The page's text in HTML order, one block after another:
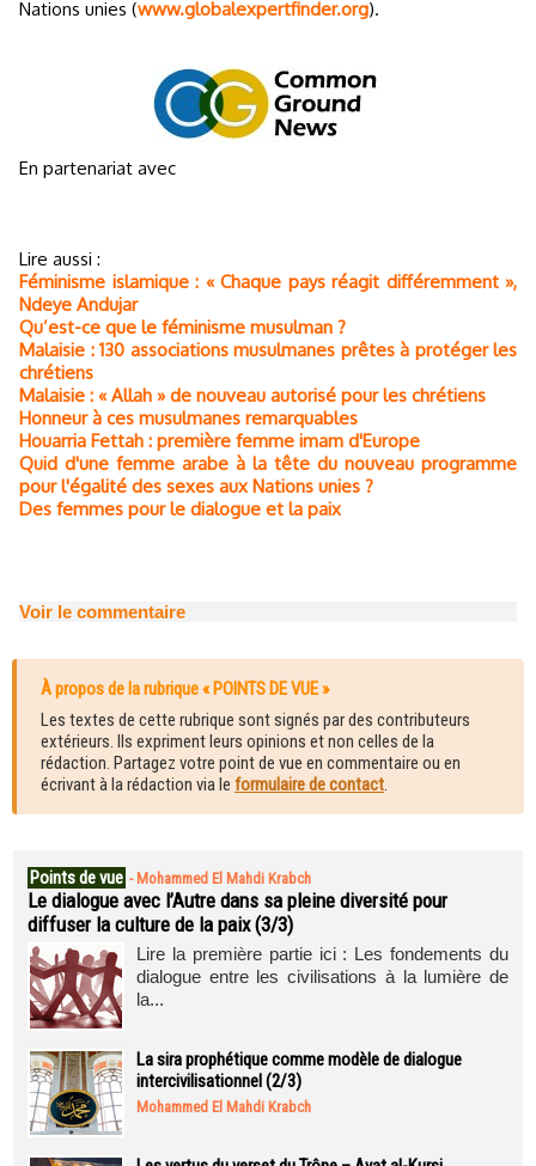
Nations unies (www.globalexpertfinder.org).
En partenariat avec
Lire aussi :
Féminisme islamique : « Chaque pays réagit différemment »,
Ndeye Andujar
Qu’est-ce que le féminisme musulman ?
Malaisie : 130 associations musulmanes prêtes à protéger les
chrétiens
Malaisie : « Allah » de nouveau autorisé pour les chrétiens
Honneur à ces musulmanes remarquables
Houarria Fettah : première femme imam d'Europe
Quid d'une femme arabe à la tête du nouveau programme
pour l'égalité des sexes aux Nations unies ?
Des femmes pour le dialogue et la paix
Voir le commentaire
À propos de la rubrique « POINTS DE VUE »
Les textes de cette rubrique sont signés par des contributeurs
extérieurs. Ils expriment leurs opinions et non celles de la
rédaction. Partagez votre point de vue en commentaire ou en
écrivant à la rédaction via le formulaire de contact.
Points de vue - Mohammed El Mahdi Krabch
Le dialogue avec l’Autre dans sa pleine diversité pour
diffuser la culture de la paix (3/3)
Lire la première partie ici : Les fondements du
dialogue entre les civilisations à la lumière de
la...
La sira prophétique comme modèle de dialogue
intercivilisationnel (2/3)
Mohammed El Mahdi Krabch